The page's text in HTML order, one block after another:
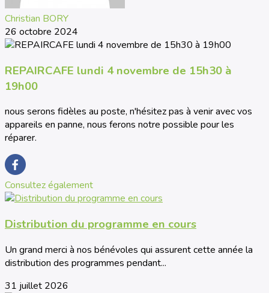
Christian BORY
26 octobre 2024
REPAIRCAFE lundi 4 novembre de 15h30 à
19h00
nous serons fidèles au poste, n'hésitez pas à venir avec vos
appareils en panne, nous ferons notre possible pour les
réparer.
Consultez également
Distribution du programme en cours
Un grand merci à nos bénévoles qui assurent cette année la
distribution des programmes pendant...
31 juillet 2026